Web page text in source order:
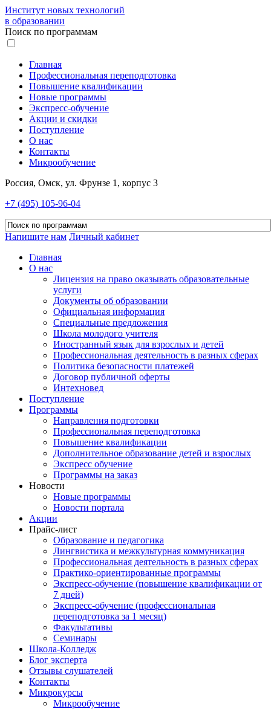
Институт новых технологий
в образовании
Поиск по программам
Главная
Профессиональная переподготовка
Повышение квалификации
Новые программы
Экспресс-обучение
Акции и скидки
Поступление
О нас
Контакты
Микрообучение
Россия, Омск, ул. Фрунзе 1, корпус 3
+7 (495) 105-96-04
Напишите нам Личный кабинет
Главная
О нас
Лицензия на право оказывать образовательные
услуги
Документы об образовании
Официальная информация
Специальные предложения
Школа молодого учителя
Иностранный язык для взрослых и детей
Профессиональная деятельность в разных сферах
Политика безопасности платежей
Договор публичной оферты
Интехновед
Поступление
Программы
Направления подготовки
Профессиональная переподготовка
Повышение квалификации
Дополнительное образование детей и взрослых
Экспресс обучение
Программы на заказ
Новости
Новые программы
Новости портала
Акции
Прайс-лист
Образование и педагогика
Лингвистика и межкультурная коммуникация
Профессиональная деятельность в разных сферах
Практико-ориентированные программы
Экспресс-обучение (повышение квалификации от
7 дней)
Экспресс-обучение (профессиональная
переподготовка за 1 месяц)
Факультативы
Семинары
Школа-Колледж
Блог эксперта
Отзывы слушателей
Контакты
Микрокурсы
Микрообучение